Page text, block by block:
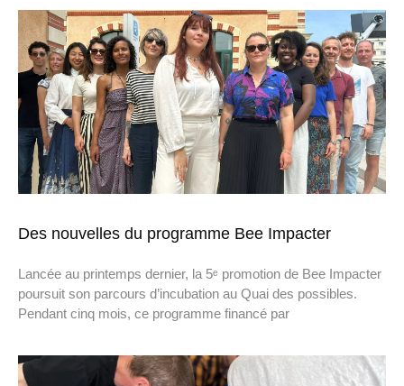
Des nouvelles du programme Bee Impacter
Lancée au printemps dernier, la 5ᵉ promotion de Bee Impacter
poursuit son parcours d’incubation au Quai des possibles.
Pendant cinq mois, ce programme financé par